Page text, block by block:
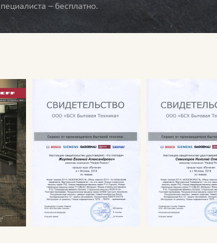
— бесплатно.